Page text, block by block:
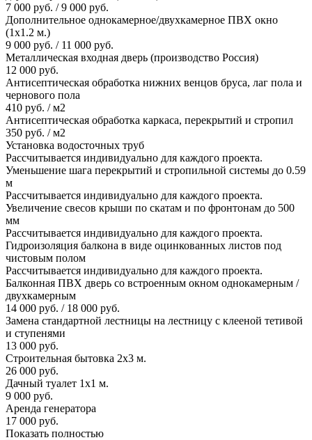
7 000 руб. / 9 000 руб.
Дополнительное однокамерное/двухкамерное ПВХ окно
(1х1.2 м.)
9 000 руб. / 11 000 руб.
Металлическая входная дверь (производство Россия)
12 000 руб.
Антисептическая обработка нижних венцов бруса, лаг пола и
чернового пола
410 руб. / м2
Антисептическая обработка каркаса, перекрытий и стропил
350 руб. / м2
Установка водосточных труб
Рассчитывается индивидуально для каждого проекта.
Уменьшение шага перекрытий и стропильной системы до 0.59
м
Рассчитывается индивидуально для каждого проекта.
Увеличение свесов крыши по скатам и по фронтонам до 500
мм
Рассчитывается индивидуально для каждого проекта.
Гидроизоляция балкона в виде оцинкованных листов под
чистовым полом
Рассчитывается индивидуально для каждого проекта.
Балконная ПВХ дверь со встроенным окном однокамерным /
двухкамерным
14 000 руб. / 18 000 руб.
Замена стандартной лестницы на лестницу с клееной тетивой
и ступенями
13 000 руб.
Строительная бытовка 2х3 м.
26 000 руб.
Дачный туалет 1х1 м.
9 000 руб.
Аренда генератора
17 000 руб.
Показать полностью